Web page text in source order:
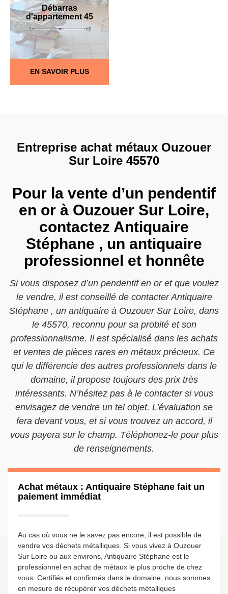
Débarras
d'appartement 45
EN SAVOIR PLUS
Entreprise achat métaux Ouzouer
Sur Loire 45570
Pour la vente d’un pendentif
en or à Ouzouer Sur Loire,
contactez Antiquaire
Stéphane , un antiquaire
professionnel et honnête
Si vous disposez d’un pendentif en or et que voulez
le vendre, il est conseillé de contacter Antiquaire
Stéphane , un antiquaire à Ouzouer Sur Loire, dans
le 45570, reconnu pour sa probité et son
professionnalisme. Il est spécialisé dans les achats
et ventes de pièces rares en métaux précieux. Ce
qui le différencie des autres professionnels dans le
domaine, il propose toujours des prix très
intéressants. N’hésitez pas à le contacter si vous
envisagez de vendre un tel objet. L’évaluation se
fera devant vous, et si vous trouvez un accord, il
vous payera sur le champ. Téléphonez-le pour plus
de renseignements.
Achat métaux : Antiquaire Stéphane fait un
paiement immédiat
Au cas où vous ne le savez pas encore, il est possible de
vendre vos déchets métalliques. Si vous vivez à Ouzouer
Sur Loire ou aux environs, Antiquaire Stéphane est le
professionnel en achat de métaux le plus proche de chez
vous. Certifiés et confirmés dans le domaine, nous sommes
en mesure de récupérer vos déchets métalliques